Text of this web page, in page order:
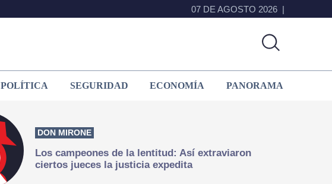
07 DE AGOSTO 2026
POLÍTICA SEGURIDAD ECONOMÍA PANORAMA
DON MIRONE
Los campeones de la lentitud: Así extraviaron
ciertos jueces la justicia expedita